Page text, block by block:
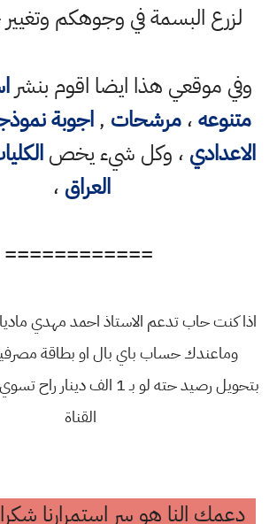
لزرع البسمة في وجوهكم
وفي موقعي هذا ايضا اقوم بنشر
متنوعه،مرشحات ,اجوبة
الاعدادي ، وكل شيء يخص
العراق ،
============
اذا كنت حاب تدعم الاستاذ احمد مهدي
وماعندك حساب باي بال او بطاقة
بتحويل رصيد حته لو بـ 1 الف
القناة
دعمك النا هو سر استمرارنا